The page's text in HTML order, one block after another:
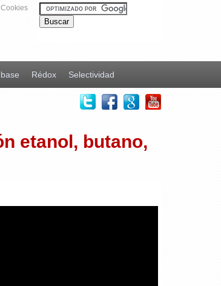
Rédox Selectividad
etanol, butano,